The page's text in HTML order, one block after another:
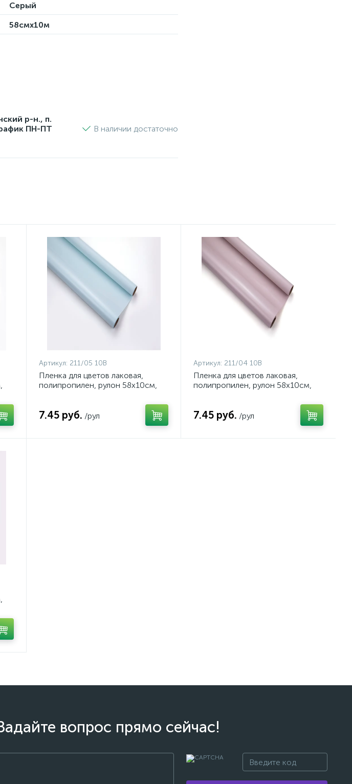
Серый
58смx10м
р-н., п.
ПН-ПТ
В наличии достаточно
Артикул: 211/05 10В
Пленка для цветов лаковая,
полипропилен, рулон 58х10см,
7.45 руб. /рул
Артикул: 211/04 10В
Пленка для цветов лаковая,
полипропилен, рулон 58х10см,
7.45 руб. /рул
вопрос прямо сейчас!